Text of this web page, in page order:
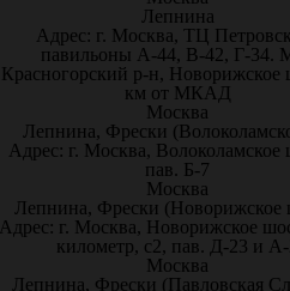
Лепнина
Адрес: г. Москва, ТЦ
павильоны А-44, В-42, Г-34.
Красногорский р-н, Новорижское
км от МКАД
Москва
Лепнина, Фрески
Адрес: г. Москва, Волоколамское
пав. Б-7
Москва
Лепнина, Фрески (Новорижское
г. Москва, Новорижское
километр, с2, пав. Д-23 и
Москва
Лепнина, Фрески (Павловская